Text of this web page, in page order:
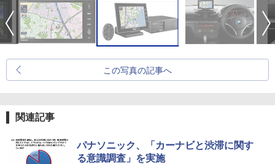
この写真の記事へ
関連記事
パナソニック、「カーナビと渋滞に関す
る意識調査」を実施